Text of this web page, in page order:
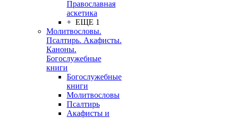
Православная
аскетика
+ ЕЩЕ 1
Молитвословы.
Псалтирь. Акафисты.
Каноны.
Богослужебные
книги
Богослужебные
книги
Молитвословы
Псалтирь
Акафисты и